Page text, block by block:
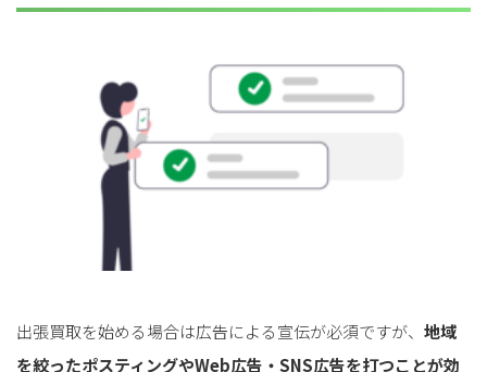
出張買取を始める場合は広告による宣伝が必須ですが、 地域
を絞ったポスティングやWeb広告・SNS広告を打つことが効